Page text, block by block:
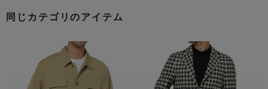
同じカテゴリのアイテム